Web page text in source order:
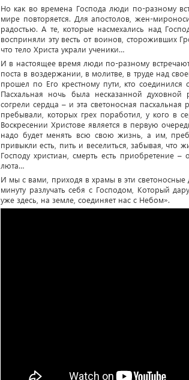
Но как во времена Господа люди по-разному
мире повторяется. Для апостолов, жен-
радостью. А те, которые насмехались над
восприняли эту весть от воинов, стороживших
что тело Христа украли ученики…
И в настоящее время люди по-разному
поста в воздержании, в молитве, в труде над
прошел по Его крестному пути, кто
Пасхальная ночь была несказанной духовной
согрели сердца – и эта светоносная
пребывали, которых грех поработил, у кого в
Воскресении Христове является в первую
надо будет менять всю свою жизнь, а им,
привыкли есть, пить и веселиться, забывая, что
Господу христиан, смерть есть приобретение
люта…
И мы с вами, приходя в храмы в эти
минуту разлучать себя с Господом, Который
уже здесь, на земле, соединяет нас с Небом».